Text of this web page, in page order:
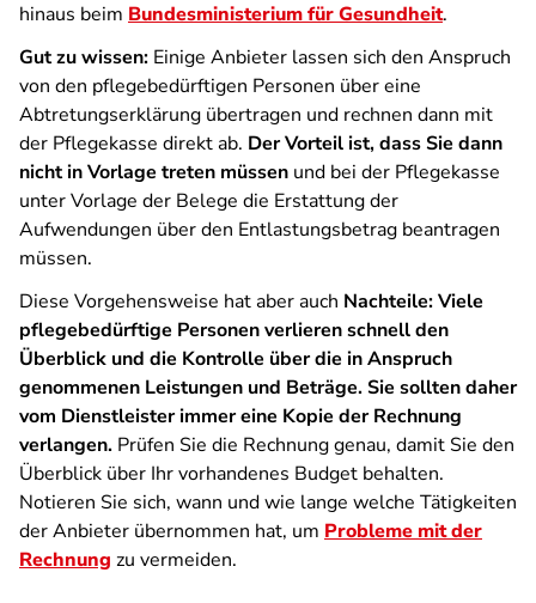
hinaus beim Bundesministerium für Gesundheit.
Gut zu wissen: Einige Anbieter lassen sich den Anspruch
von den pflegebedürftigen Personen über eine
Abtretungserklärung übertragen und rechnen dann mit
der Pflegekasse direkt ab. Der Vorteil ist, dass Sie dann
nicht in Vorlage treten müssen und bei der Pflegekasse
unter Vorlage der Belege die Erstattung der
Aufwendungen über den Entlastungsbetrag beantragen
müssen.
Diese Vorgehensweise hat aber auch Nachteile: Viele
pflegebedürftige Personen verlieren schnell den
Überblick und die Kontrolle über die in Anspruch
genommenen Leistungen und Beträge. Sie sollten daher
vom Dienstleister immer eine Kopie der Rechnung
verlangen. Prüfen Sie die Rechnung genau, damit Sie den
Überblick über Ihr vorhandenes Budget behalten.
Notieren Sie sich, wann und wie lange welche Tätigkeiten
der Anbieter übernommen hat, um Probleme mit der
Rechnung zu vermeiden.